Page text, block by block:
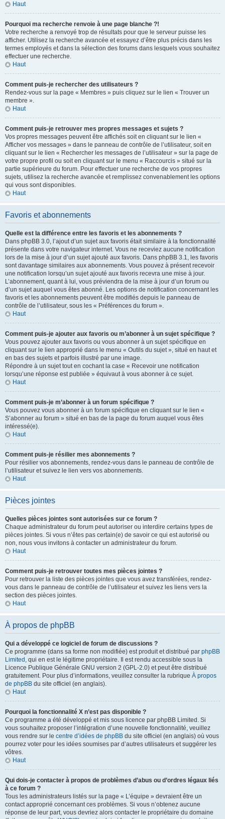
Haut
Pourquoi ma recherche renvoie à une page blanche ?!
Votre recherche a renvoyé trop de résultats pour que le serveur puisse les
afficher. Utilisez la recherche avancée et essayez d’être plus précis dans les
termes employés et dans la sélection des forums dans lesquels vous souhaitez
effectuer une recherche.
Haut
Comment puis-je rechercher des utilisateurs ?
Rendez-vous sur la page « Membres » puis cliquez sur le lien « Trouver un
membre ».
Haut
Comment puis-je retrouver mes propres messages et sujets ?
Vos propres messages peuvent être affichés soit en cliquant sur le lien «
Afficher vos messages » dans le panneau de contrôle de l’utilisateur, soit en
cliquant sur le lien « Rechercher les messages de l’utilisateur » sur la page de
votre propre profil ou soit en cliquant sur le menu « Raccourcis » situé sur la
partie supérieure du forum. Pour effectuer une recherche de vos propres
sujets, utilisez la recherche avancée et remplissez convenablement les options
qui vous sont disponibles.
Haut
Favoris et abonnements
Quelle est la différence entre les favoris et les abonnements ?
Dans phpBB 3.0, l’ajout d’un sujet aux favoris était similaire à la fonctionnalité
présente dans votre navigateur internet. Vous ne receviez aucune notification
lors de la mise à jour d’un sujet ajouté aux favoris. Dans phpBB 3.1, les favoris
sont davantage similaires aux abonnements. Vous pouvez à présent recevoir
une notification lorsqu’un sujet ajouté aux favoris recevra une mise à jour.
L’abonnement, quant à lui, vous préviendra de la mise à jour d’un forum ou
d’un sujet auquel vous êtes abonné. Les options de notification concernant les
favoris et les abonnements peuvent être modifiés depuis le panneau de
contrôle de l’utilisateur, sous les « Préférences du forum ».
Haut
Comment puis-je ajouter aux favoris ou m’abonner à un sujet spécifique ?
Vous pouvez ajouter aux favoris ou vous abonner à un sujet spécifique en
cliquant sur le lien approprié dans le menu « Outils du sujet », situé en haut et
en bas des sujets et parfois illustré par une image.
Répondre à un sujet tout en cochant la case « Recevoir une notification
lorsqu’une réponse est publiée » équivaut à vous abonner à ce sujet.
Haut
Comment puis-je m’abonner à un forum spécifique ?
Vous pouvez vous abonner à un forum spécifique en cliquant sur le lien «
S’abonner au forum » situé en bas de la page du forum auquel vous êtes
intéressé(e).
Haut
Comment puis-je résilier mes abonnements ?
Pour résilier vos abonnements, rendez-vous dans le panneau de contrôle de
l’utilisateur et suivez le lien vers vos abonnements.
Haut
Pièces jointes
Quelles pièces jointes sont autorisées sur ce forum ?
Chaque administrateur du forum peut autoriser ou interdire certains types de
pièces jointes. Si vous n’êtes pas certain(e) de savoir ce qui est autorisé ou
non, nous vous invitons à contacter un administrateur du forum.
Haut
Comment puis-je retrouver toutes mes pièces jointes ?
Pour retrouver la liste des pièces jointes que vous avez transférées, rendez-
vous dans le panneau de contrôle de l’utilisateur et suivez les liens vers la
section des pièces jointes.
Haut
À propos de phpBB
Qui a développé ce logiciel de forum de discussions ?
Ce programme (dans sa forme non modifiée) est produit et distribué par phpBB
Limited , qui en est le légitime propriétaire. Il est rendu accessible sous la
Licence Publique Générale GNU version 2 (GPL-2.0) et peut être distribué
gratuitement. Pour plus d’informations, veuillez consulter la rubrique À propos
de phpBB du site officiel (en anglais).
Haut
Pourquoi la fonctionnalité X n’est pas disponible ?
Ce programme a été développé et mis sous licence par phpBB Limited. Si
vous souhaitez proposer l’intégration d’une nouvelle fonctionnalité, veuillez
vous rendre sur le centre d’idées de phpBB du site officiel (en anglais) où vous
pourrez voter pour les idées soumises par d’autres utilisateurs et suggérer les
vôtres.
Haut
Qui dois-je contacter à propos de problèmes d’abus ou d’ordres légaux liés
à ce forum ?
Tous les administrateurs listés sur la page « L’équipe » devraient être un
contact approprié concernant ces problèmes. Si vous n’obtenez aucune
réponse de leur part, vous devriez alors contacter le propriétaire du domaine